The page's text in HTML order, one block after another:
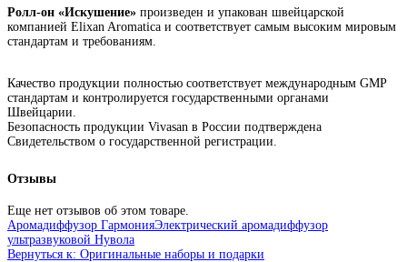
Ролл-он «Искушение» произведен и упакован швейцарской
компанией Elixan Aromatica и соответствует самым высоким мировым
стандартам и требованиям.
Качество продукции полностью соответствует международным GMP
стандартам и контролируется государственными органами
Швейцарии.
Безопасность продукции Vivasan в России подтверждена
Свидетельством о государственной регистрации.
Отзывы
Еще нет отзывов об этом товаре.
Аромадиффузор ГармонияЭлектрический аромадиффузор
ультразвуковой Нувола
Вернуться к: Оригинальные наборы и подарки